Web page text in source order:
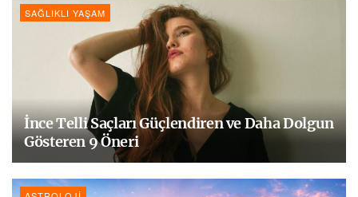
SAĞLIKLI YAŞAM
İnce Telli Saçları Güçlendiren ve Daha Dolgun
Gösteren 9 Öneri